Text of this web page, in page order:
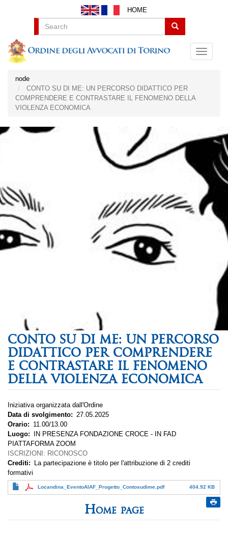
HOME
Search
node
CONTO SU DI ME: UN PERCORSO DIDATTICO PER
COMPRENDERE E CONTRASTARE IL FENOMENO DELLA
VIOLENZA ECONOMICA
CONTO SU DI ME: UN PERCORSO
DIDATTICO PER COMPRENDERE
E CONTRASTARE IL FENOMENO
DELLA VIOLENZA ECONOMICA
Iniziativa organizzata dall'Ordine
Data di svolgimento
27.05.2025
Orario
11.00/13.00
Luogo
IN PRESENZA FONDAZIONE CROCE - IN FAD
PIATTAFORMA ZOOM
ISCRIZIONI: RICONOSCO
Crediti
La partecipazione è titolo per l'attribuzione di 2 crediti
formativi
Locandina_EventoAIAF_Progetto_Contosudime.pdf 404.92 KB
Home page